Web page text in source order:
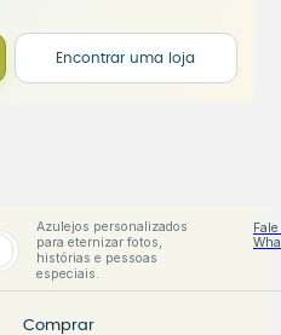
Encontrar uma loja
Azulejos personalizados
para eternizar fotos,
histórias e pessoas
especiais.
Comprar